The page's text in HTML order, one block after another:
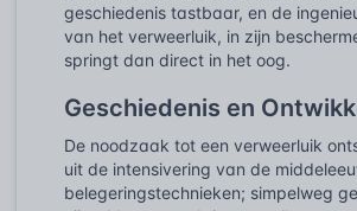
geschiedenis tastbaar, en de
van het verweerluik, in zijn
springt dan direct in het oog.
Geschiedenis en
De noodzaak tot een verweerluik
uit de intensivering van de
belegeringstechnieken; simpelweg